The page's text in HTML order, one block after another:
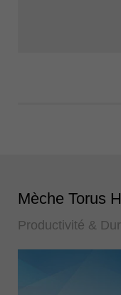
Mèche Torus
Productivité &